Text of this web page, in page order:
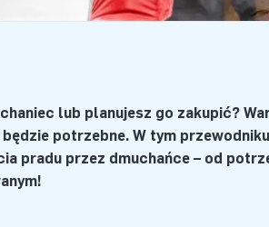
lub planujesz go zakupić?
potrzebne. W tym
prądu przez dmuchańce – od